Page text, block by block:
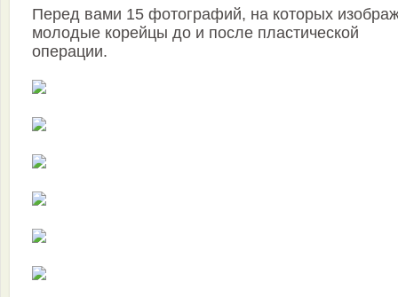
Перед вами 15 фотографий, на которых
молодые корейцы до и после пластической
операции.